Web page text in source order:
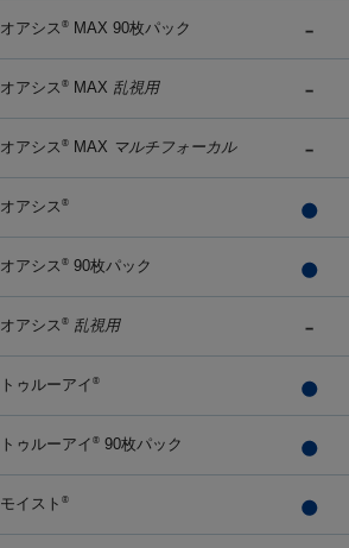
オアシス ® MAX 90枚パック
オアシス ® MAX 乱視用
オアシス ® MAX マルチフォーカル
オアシス ®
オアシス ® 90枚パック
オアシス ® 乱視用
トゥルーアイ ®
トゥルーアイ ® 90枚パック
モイスト ®